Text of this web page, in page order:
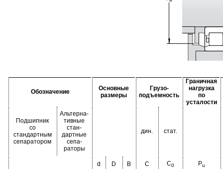
Обозначение
Основные
размеры
Грузо-
подъемность
Граничная
нагрузка
по
усталости
Подшипник
со
стандартным
сепаратором
Альтерна-
тивные
стан-
дартные
сепа-
раторы
дин. стат.
d D B C C0 Pu